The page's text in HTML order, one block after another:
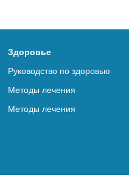
Здоровье
Руководство по здоровью
Методы лечения
Методы лечения